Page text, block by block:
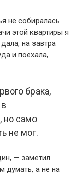
не собиралась
этой квартиры я
на завтра
и поехала,
брака,
но само
не мог.
— заметил
думать, а не на